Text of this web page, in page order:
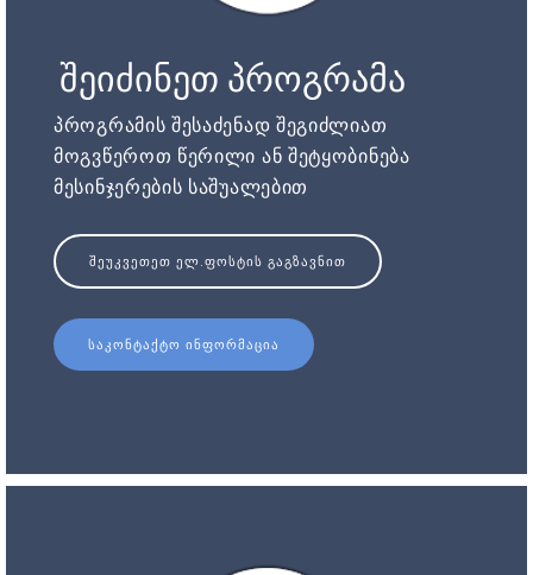
შეიძინეთ პროგრამა
პროგრამის შესაძენად შეგიძლიათ
მოგვწეროთ წერილი ან შეტყობინება
მესინჯერების საშუალებით
ᲨᲔᲣᲙᲕᲔᲗᲔᲗ ᲔᲚ.ᲤᲝᲡᲢᲘᲡ ᲒᲐᲒᲖᲐᲕᲜᲘᲗ
ᲡᲐᲙᲝᲜᲢᲐᲥᲢᲝ ᲘᲜᲤᲝᲠᲛᲐᲪᲘᲐ